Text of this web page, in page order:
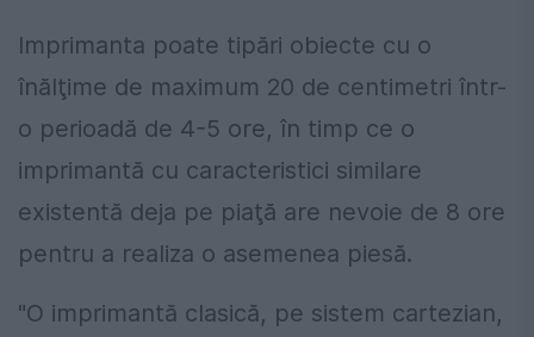
Imprimanta poate tipări obiecte cu o
înălţime de maximum 20 de centimetri într-
o perioadă de 4-5 ore, în timp ce o
imprimantă cu caracteristici similare
existentă deja pe piaţă are nevoie de 8 ore
pentru a realiza o asemenea piesă.
"O imprimantă clasică, pe sistem cartezian,